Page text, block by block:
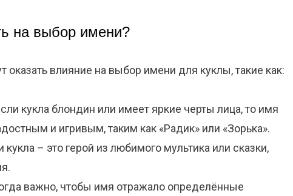
на выбор имени?
оказать влияние на выбор имени для куклы, такие как:
кукла блондин или имеет яркие черты лица, то имя
и игривым, таким как «Радик» или «Зорька».
кукла – это герой из любимого мультика или сказки,
важно, чтобы имя отражало определённые